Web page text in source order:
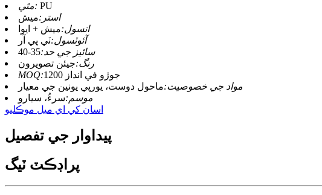
مٿي: PU
استر:ميش
انسول:ميش + ايوا
آئوٽسول:ٽي پي آر
سائيز جي حد:35-40
رنگ:جيئن تصويرون
MOQ:
1200 جوڙو في انداز
مواد جي خصوصيت:ماحول دوست، يورپي يونين جي معيار
موسم:سرءُ، سيارو
اسان کي اي ميل موڪليو
پيداوار جي تفصيل
پراڊڪٽ ٽيگ